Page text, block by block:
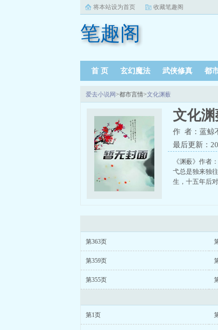
将本站设为首页 收藏笔趣阁
笔趣阁
首 页 玄幻魔法 武侠修真 都
爱去小说网>都市言情>文化渊薮
文化渊
作 者：蓝鲸
最后更新：
《渊薮》作
弋总是独来独
生，十五年后
第363页
第359页
第355页
第1页